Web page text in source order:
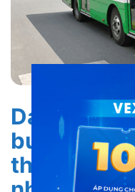
Danh
buýt
thành phố